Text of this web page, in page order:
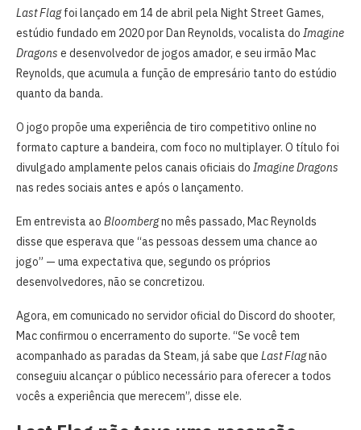
Last Flagfoi lançado em 14 de abril pela Night Street Games,
estúdio fundado em 2020 por Dan Reynolds, vocalista do Imagine
Dragons e desenvolvedor de jogos amador, e seu irmão Mac
Reynolds, que acumula a função de empresário tanto do estúdio
quanto da banda.
O jogo propõe uma experiência de tiro competitivo online no
formato capture a bandeira, com foco no multiplayer. O título foi
divulgado amplamente pelos canais oficiais do Imagine Dragons
nas redes sociais antes e após o lançamento.
Em entrevista ao Bloombergno mês passado, Mac Reynolds
disse que esperava que “as pessoas dessem uma chance ao
jogo” — uma expectativa que, segundo os próprios
desenvolvedores, não se concretizou.
Agora, em comunicado no servidor oficial do Discord do shooter,
Mac confirmou o encerramento do suporte. “Se você tem
acompanhado as paradas da Steam, já sabe que Last Flagnão
conseguiu alcançar o público necessário para oferecer a todos
vocês a experiência que merecem”, disse ele.